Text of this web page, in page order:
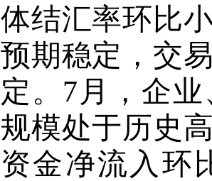
体结汇率环比
预期稳定，交
定。 7 月，企
规模处于历史
资金净流入环